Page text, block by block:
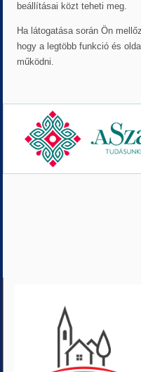
beállításai közt teheti meg.
Ha látogatása során Ön
hogy a legtöbb funkció és
működni.